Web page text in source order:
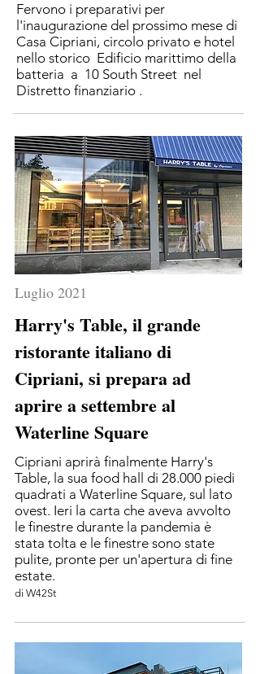
Fervono i preparativi per
l'inaugurazione del prossimo mese di
Casa Cipriani, circolo privato e hotel
nello storico Edificio marittimo della
batteria a 10 South Street nel
Distretto finanziario .
Luglio 2021
Harry's Table, il grande
ristorante italiano di
Cipriani, si prepara ad
aprire a settembre al
Waterline Square
Cipriani aprirà finalmente Harry's
Table, la sua food hall di 28.000 piedi
quadrati a Waterline Square, sul lato
ovest. Ieri la carta che aveva avvolto
le finestre durante la pandemia è
stata tolta e le finestre sono state
pulite, pronte per un'apertura di fine
estate.
di W42St